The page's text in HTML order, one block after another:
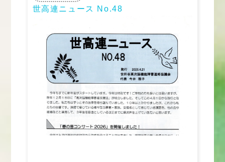
世高連ニュース No.48